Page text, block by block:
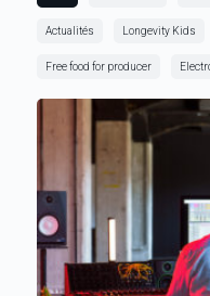
Actualités Longevity Kids
Free food for producer